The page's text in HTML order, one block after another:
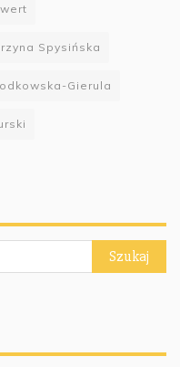
Spysińska
Gierula